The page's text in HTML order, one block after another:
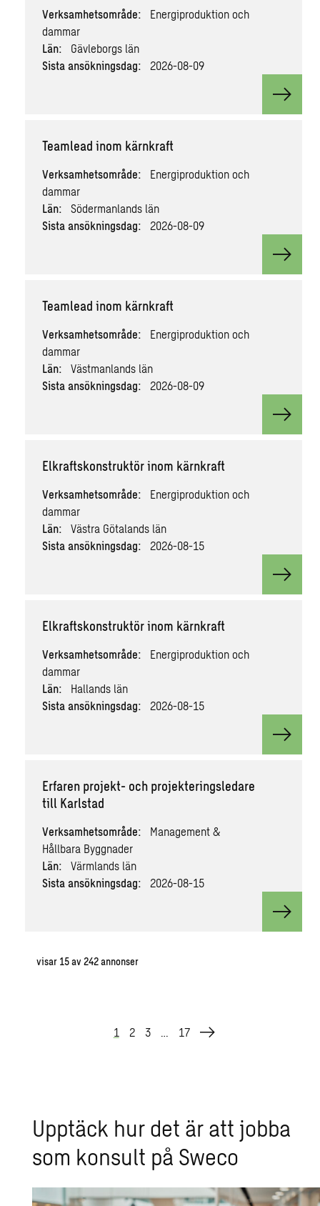
Verksamhetsområde:
Energiproduktion och
dammar
Län:
Gävleborgs län
Sista ansökningsdag:
2026-08-09
View
Teamlead inom kärnkraft
Verksamhetsområde:
Energiproduktion och
dammar
Län:
Södermanlands län
Sista ansökningsdag:
2026-08-09
View
Teamlead inom kärnkraft
Verksamhetsområde:
Energiproduktion och
dammar
Län:
Västmanlands län
Sista ansökningsdag:
2026-08-09
View
Elkraftskonstruktör inom kärnkraft
Verksamhetsområde:
Energiproduktion och
dammar
Län:
Västra Götalands län
Sista ansökningsdag:
2026-08-15
View
Elkraftskonstruktör inom kärnkraft
Verksamhetsområde:
Energiproduktion och
dammar
Län:
Hallands län
Sista ansökningsdag:
2026-08-15
View
Erfaren projekt- och projekteringsledare
till Karlstad
Verksamhetsområde:
Management &
Hållbara Byggnader
Län:
Värmlands län
Sista ansökningsdag:
2026-08-15
View
visar 15av242annonser
1 2 3 … 17
Upp­täck hur det är att jobba
som kon­sult på Sweco